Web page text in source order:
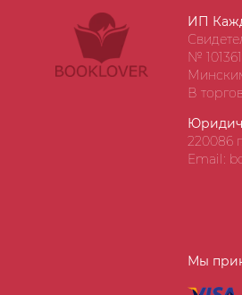
ИП
№
В
220086
Email:
Мы